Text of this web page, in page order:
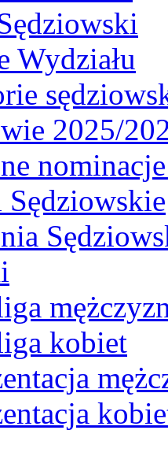
Wydziału
2025/
Sędziowskie
kobiet